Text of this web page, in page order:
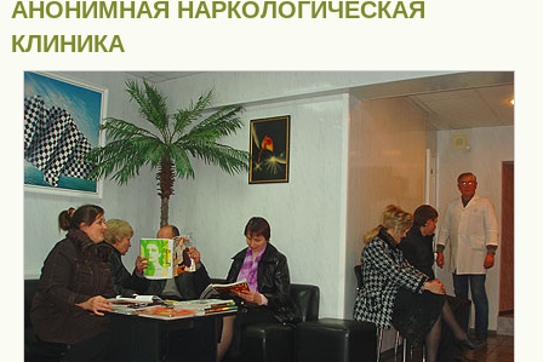
АНОНИМНАЯ НАРКОЛОГИЧЕСКАЯ
КЛИНИКА